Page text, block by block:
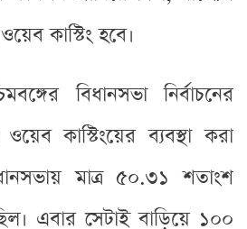
কাস্টিং হবে।
বিধানসভা নির্বাচনের
কাস্টিংয়ের ব্যবস্থা করা
মাত্র ৫০.৩১ শতাংশ
এবার সেটাই বাড়িয়ে ১০০